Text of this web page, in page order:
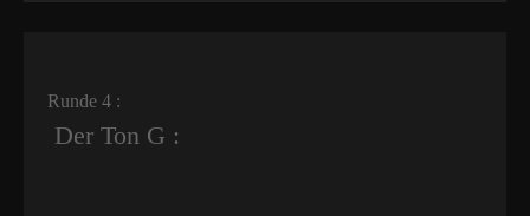
Runde 4 :
Der Ton G :